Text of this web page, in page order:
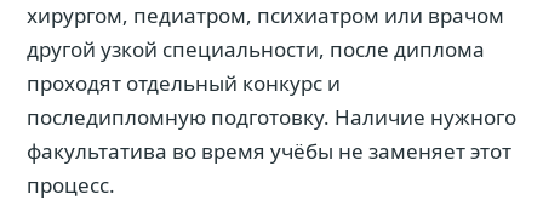
хирургом, педиатром, психиатром или врачом
другой узкой специальности, после диплома
проходят отдельный конкурс и
последипломную подготовку. Наличие нужного
факультатива во время учёбы не заменяет этот
процесс.